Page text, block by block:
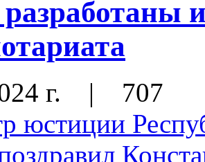
г. | 707